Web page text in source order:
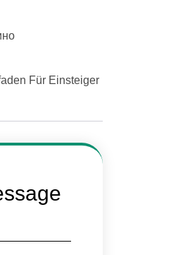
Für Einsteiger